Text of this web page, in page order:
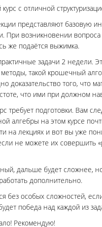
с отличной
представляют базовую
При возникновении
же подаётся выжимка.
задачи 2 недели.
такой крошечный
доказательство того, что
что ими при должном
требует подготовки. Вам
алгебры на этом курсе
на лекциях и вот вы уже
не можете их совершить
дальше будет сложнее,
дополнительно.
без особых сложностей,
победа над каждой из
Рекомендую!